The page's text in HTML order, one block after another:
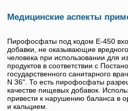
Медицинские аспекты
Пирофосфаты под кодом Е-450
добавки, не оказывающие
человека при использовании для
продуктов в соответствии с
государственного санитарного
N 36". То есть пирофосфаты
качестве пищевых добавок.
привести к нарушению баланса в
и кальцием.